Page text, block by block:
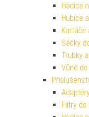
Hadice
Hubice
Kartáče
Sáčky
Trubky
Vůně
Filtry do